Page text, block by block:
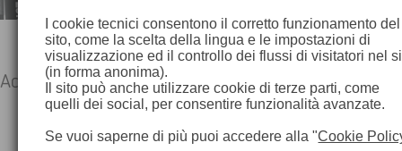
Accessori
I cookie tecnici consentono il corretto funzionamento del
sito, come la scelta della lingua e le impostazioni di
visualizzazione ed il controllo dei flussi di visitatori nel
(in forma anonima).
Il sito può anche utilizzare cookie di terze parti, come
quelli dei social, per consentire funzionalità avanzate.
Se vuoi saperne di più puoi accedere alla "Cookie